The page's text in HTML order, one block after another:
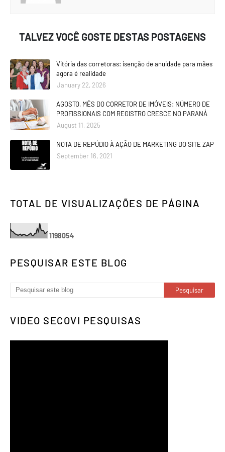
TALVEZ VOCÊ GOSTE DESTAS POSTAGENS
Vitória das corretoras: isenção de anuidade para mães
agora é realidade
January 22, 2026
AGOSTO, MÊS DO CORRETOR DE IMÓVEIS: NÚMERO DE
PROFISSIONAIS COM REGISTRO CRESCE NO PARANÁ
August 11, 2025
NOTA DE REPÚDIO À AÇÃO DE MARKETING DO SITE ZAP
September 16, 2021
TOTAL DE VISUALIZAÇÕES DE PÁGINA
1198054
PESQUISAR ESTE BLOG
VIDEO SECOVI PESQUISAS